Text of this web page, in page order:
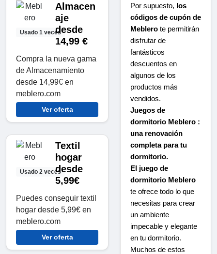
Usado 1 veces
Almacen
aje
desde
14,99 €
Compra la nueva gama
de Almacenamiento
desde 14,99€ en
meblero.com
Ver oferta
Usado 2 veces
Textil
hogar
desde
5,99€
Puedes conseguir textil
hogar desde 5,99€ en
meblero.com
Ver oferta
Por supuesto, los
códigos de cupón de
Meblero te permitirán
disfrutar de
fantásticos
descuentos en
algunos de los
productos más
vendidos.
Juegos de
dormitorio Meblero :
una renovación
completa para tu
dormitorio.
El juego de
dormitorio Meblero
te ofrece todo lo que
necesitas para crear
un ambiente
impecable y elegante
en tu dormitorio.
Muchos de estos